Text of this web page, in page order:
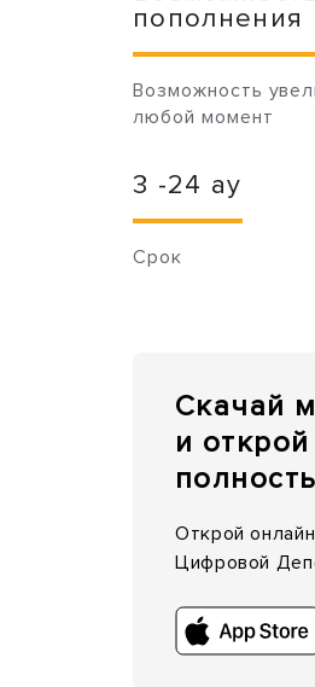
пополнения
Возможность
любой момент
3 -24 ay
Срок
Скачай
и
Открой
Цифровой